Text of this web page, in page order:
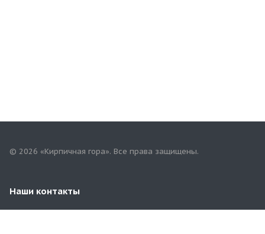
© 2026 «Кирпичная гора». Все права защищены.
Наши контакты
+7(967)757-68-68